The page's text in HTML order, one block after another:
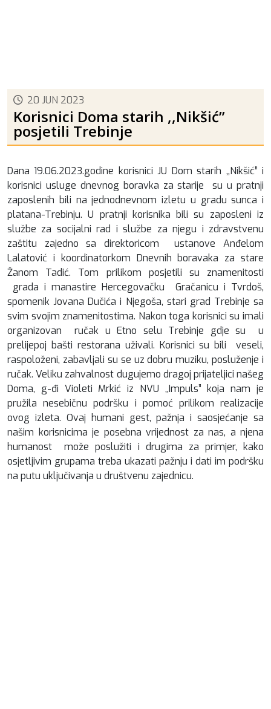
20 JUN 2023
Korisnici Doma starih ,,Nikšić”
posjetili Trebinje
Dana 19.06.2023.godine korisnici JU Dom starih ,,Nikšić” i
korisnici usluge dnevnog boravka za starije su u pratnji
zaposlenih bili na jednodnevnom izletu u gradu sunca i
platana-Trebinju. U pratnji korisnika bili su zaposleni iz
službe za socijalni rad i službe za njegu i zdravstvenu
zaštitu zajedno sa direktoricom ustanove Anđelom
Lalatović i koordinatorkom Dnevnih boravaka za stare
Žanom Tadić. Tom prilikom posjetili su znamenitosti
grada i manastire Hercegovačku Gračanicu i Tvrdoš,
spomenik Jovana Dučića i Njegoša, stari grad Trebinje sa
svim svojim znamenitostima. Nakon toga korisnici su imali
organizovan ručak u Etno selu Trebinje gdje su u
prelijepoj bašti restorana uživali. Korisnici su bili veseli,
raspoloženi, zabavljali su se uz dobru muziku, posluženje i
ručak. Veliku zahvalnost dugujemo dragoj prijateljici našeg
Doma, g-đi Violeti Mrkić iz NVU ,,Impuls” koja nam je
pružila nesebičnu podršku i pomoć prilikom realizacije
ovog izleta. Ovaj humani gest, pažnja i saosjećanje sa
našim korisnicima je posebna vrijednost za nas, a njena
humanost može poslužiti i drugima za primjer, kako
osjetljivim grupama treba ukazati pažnju i dati im podršku
na putu uključivanja u društvenu zajednicu.